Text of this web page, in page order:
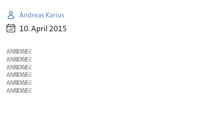
Andreas Karius
10. April 2015
ANZEIGE
ANZEIGE
ANZEIGE
ANZEIGE
ANZEIGE
ANZEIGE